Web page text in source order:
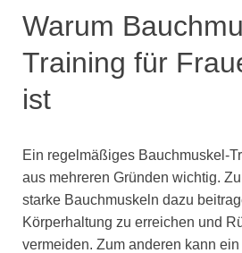
Warum
Training für
ist
Ein regelmäßiges Bauchmuskel-
aus mehreren Gründen wichtig.
starke Bauchmuskeln dazu
Körperhaltung zu erreichen und
vermeiden. Zum anderen kann